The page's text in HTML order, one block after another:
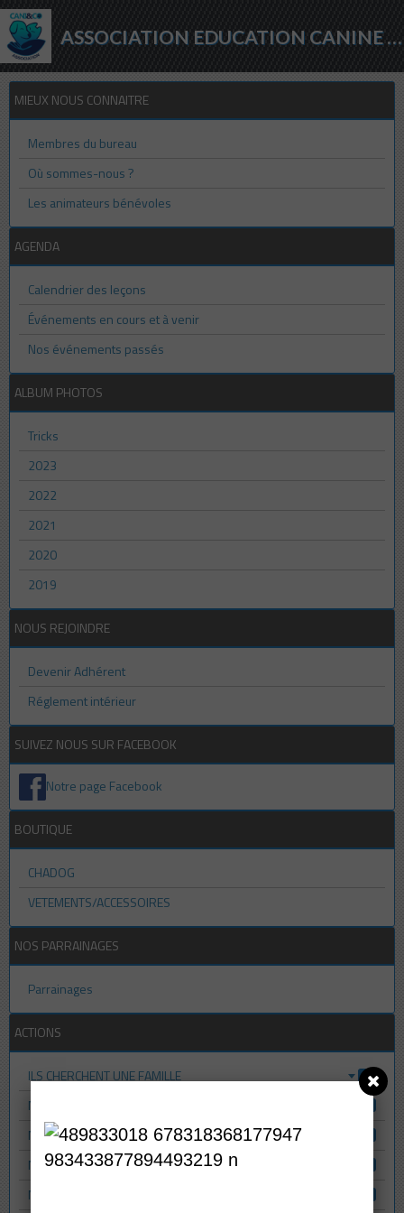
ASSOCIATION EDUCATION CANINE - AGILITY - PROTECTION ANIMALE
MIEUX NOUS CONNAITRE
Membres du bureau
Où sommes-nous ?
Les animateurs bénévoles
AGENDA
Calendrier des leçons
Événements en cours et à venir
Nos événements passés
ALBUM PHOTOS
Tricks
2023
2022
2021
2020
2019
NOUS REJOINDRE
Devenir Adhérent
Réglement intérieur
SUIVEZ NOUS SUR FACEBOOK
Notre page Facebook
BOUTIQUE
CHADOG
VETEMENTS/ACCESSOIRES
NOS PARRAINAGES
Parrainages
ACTIONS
ILS CHERCHENT UNE FAMILLE 1
NOS ADOPTES
NOS PROTÉGÉS
NOS ETOILES
NOS PARRAINAGES